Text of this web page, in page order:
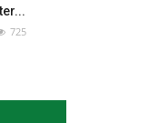
725